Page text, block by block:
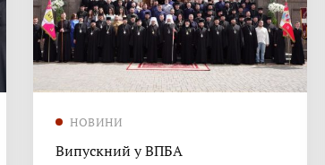
НОВИНИ
Випускний у ВПБА